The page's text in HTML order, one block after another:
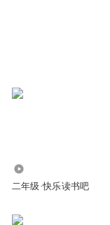
二年级·快乐读书吧